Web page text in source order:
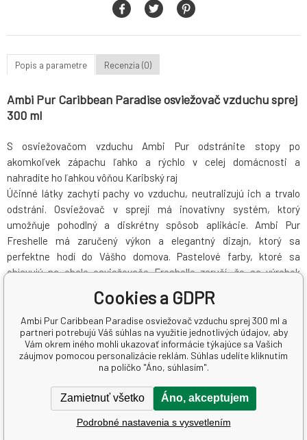
Popis a parametre Recenzia (0)
Ambi Pur Caribbean Paradise osviežovač vzduchu sprej
300 ml
S osviežovačom vzduchu Ambi Pur odstránite stopy po
akomkoľvek zápachu ľahko a rýchlo v celej domácnosti a
nahradíte ho ľahkou vôňou Karibský raj
Účinné látky zachytí pachy vo vzduchu, neutralizujú ich a trvalo
odstráni. Osviežovač v spreji má inovatívny systém, ktorý
umožňuje pohodlný a diskrétny spôsob aplikácie. Ambi Pur
Freshelle má zaručený výkon a elegantný dizajn, ktorý sa
perfektne hodí do Vášho domova. Pastelové farby, ktoré sa
objavujú na obale osviežovače Freshelle zaručí, že sa výrobok
technológia OdourClear pachy neprekrýva, ale skutočne
eliminuje
2 × dlhšie trvajúci vôňa pre váš domov
Ambi Pur s novým vylepšeným rozprašovačom pre veľmi
jemný sprej
obsahuje nehorľavý 100% prírodný hnací plyn
Cookies a GDPR
Ambi Pur Caribbean Paradise osviežovač vzduchu sprej 300 ml a
partneri potrebujú Váš súhlas na využitie jednotlivých údajov, aby
Vám okrem iného mohli ukazovať informácie týkajúce sa Vašich
záujmov pomocou personalizácie reklám. Súhlas udelíte kliknutím
na políčko "Áno, súhlasím".
Zamietnuť všetko Áno, akceptujem
Podrobné nastavenia s vysvetlením